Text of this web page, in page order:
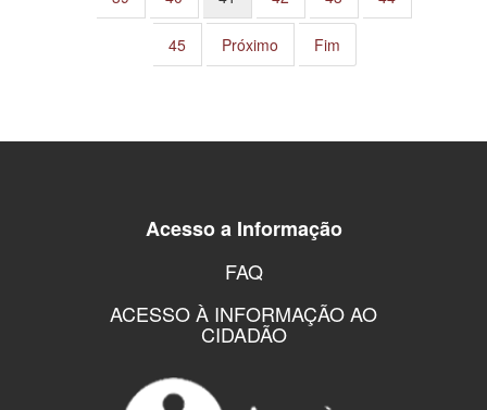
45 Próximo Fim
Acesso a Informação
FAQ
ACESSO À INFORMAÇÃO AO
CIDADÃO